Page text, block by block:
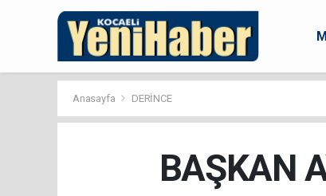
Anasayfa DERİNCE
BAŞKAN